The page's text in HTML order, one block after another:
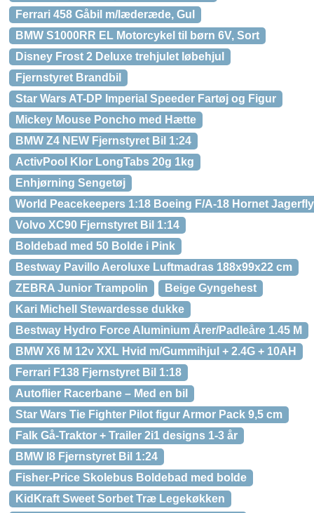
Ferrari 458 Gåbil m/læderæde, Gul
BMW S1000RR EL Motorcykel til børn 6V, Sort
Disney Frost 2 Deluxe trehjulet løbehjul
Fjernstyret Brandbil
Star Wars AT-DP Imperial Speeder Fartøj og Figur
Mickey Mouse Poncho med Hætte
BMW Z4 NEW Fjernstyret Bil 1:24
ActivPool Klor LongTabs 20g 1kg
Enhjørning Sengetøj
World Peacekeepers 1:18 Boeing F/A-18 Hornet
Volvo XC90 Fjernstyret Bil 1:14
Boldebad med 50 Bolde i Pink
Bestway Pavillo Aeroluxe Luftmadras 188x99x22 cm
ZEBRA Junior Trampolin
Beige Gyngehest
Kari Michell Stewardesse dukke
Bestway Hydro Force Aluminium Årer/Padleåre 1.45 M
BMW X6 M 12v XXL Hvid m/Gummihjul + 2.4G + 10AH
Ferrari F138 Fjernstyret Bil 1:18
Autoflier Racerbane – Med en bil
Star Wars Tie Fighter Pilot figur Armor Pack 9,5 cm
Falk Gå-Traktor + Trailer 2i1 designs 1-3 år
BMW I8 Fjernstyret Bil 1:24
Fisher-Price Skolebus Boldebad med bolde
KidKraft Sweet Sorbet Træ Legekøkken